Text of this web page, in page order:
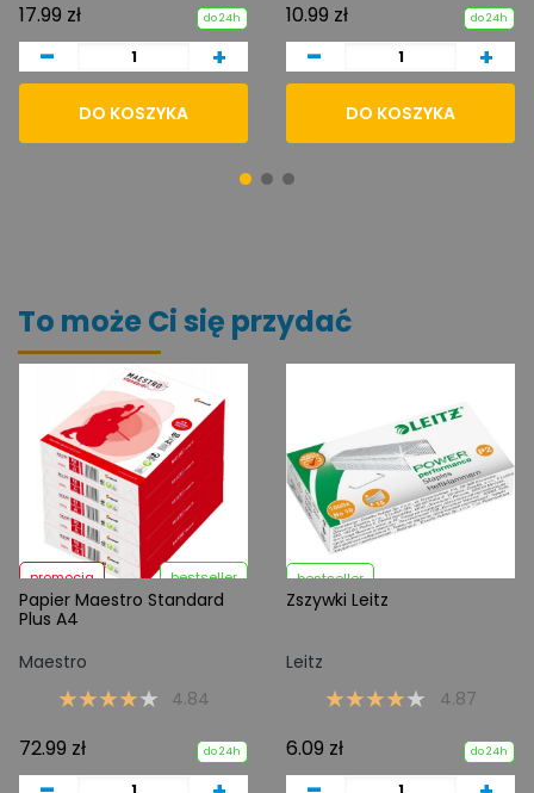
17.99 zł do 24h
- +
DO KOSZYKA
10.99 zł do 24h
- +
DO KOSZYKA
To może Ci się przydać
promocja bestseller
Papier Maestro Standard
Plus A4
Maestro
4.84
72.99 zł do 24h
bestseller
Zszywki Leitz
Leitz
4.87
6.09 zł do 24h